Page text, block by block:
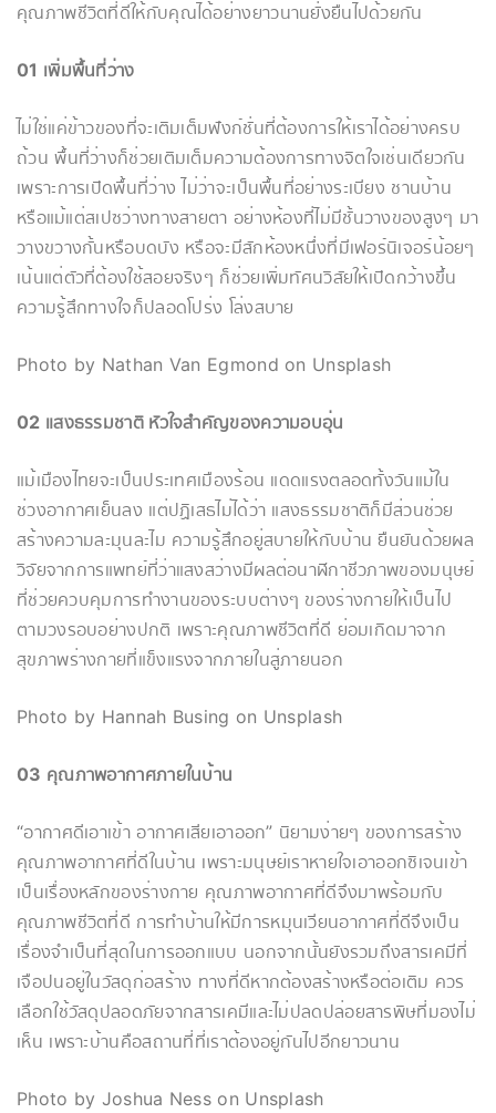
คุณภาพชีวิตที่ดีให้กับคุณได้อย่างยาวนานยั่งยืนไปด้วยกัน
01 เพิ่มพื้นที่ว่าง
ไม่ใช่แค่ข้าวของที่จะเติมเต็มฟังก์ชั่นที่ต้องการให้เราได้อย่างครบ
ถ้วน พื้นที่ว่างก็ช่วยเติมเต็มความต้องการทางจิตใจเช่นเดียวกัน
เพราะการเปิดพื้นที่ว่าง ไม่ว่าจะเป็นพื้นที่อย่างระเบียง ชานบ้าน
หรือแม้แต่สเปซว่างทางสายตา อย่างห้องที่ไม่มีชั้นวางของสูงๆ มา
วางขวางกั้นหรือบดบัง หรือจะมีสักห้องหนึ่งที่มีเฟอร์นิเจอร์น้อยๆ
เน้นแต่ตัวที่ต้องใช้สอยจริงๆ ก็ช่วยเพิ่มทัศนวิสัยให้เปิดกว้างขึ้น
ความรู้สึกทางใจก็ปลอดโปร่ง โล่งสบาย
Photo by Nathan Van Egmond on Unsplash
02 แสงธรรมชาติ หัวใจสำคัญของความอบอุ่น
แม้เมืองไทยจะเป็นประเทศเมืองร้อน แดดแรงตลอดทั้งวันแม้ใน
ช่วงอากาศเย็นลง แต่ปฏิเสธไม่ได้ว่า แสงธรรมชาติก็มีส่วนช่วย
สร้างความละมุนละไม ความรู้สึกอยู่สบายให้กับบ้าน ยืนยันด้วยผล
วิจัยจากการแพทย์ที่ว่าแสงสว่างมีผลต่อนาฬิกาชีวภาพของมนุษย์
ที่ช่วยควบคุมการทำงานของระบบต่างๆ ของร่างกายให้เป็นไป
ตามวงรอบอย่างปกติ เพราะคุณภาพชีวิตที่ดี ย่อมเกิดมาจาก
สุขภาพร่างกายที่แข็งแรงจากภายในสู่ภายนอก
Photo by Hannah Busing on Unsplash
03 คุณภาพอากาศภายในบ้าน
“อากาศดีเอาเข้า อากาศเสียเอาออก” นิยามง่ายๆ ของการสร้าง
คุณภาพอากาศที่ดีในบ้าน เพราะมนุษย์เราหายใจเอาออกซิเจนเข้า
เป็นเรื่องหลักของร่างกาย คุณภาพอากาศที่ดีจึงมาพร้อมกับ
คุณภาพชีวิตที่ดี การทำบ้านให้มีการหมุนเวียนอากาศที่ดีจึงเป็น
เรื่องจำเป็นที่สุดในการออกแบบ นอกจากนั้นยังรวมถึงสารเคมีที่
เจือปนอยู่ในวัสดุก่อสร้าง ทางที่ดีหากต้องสร้างหรือต่อเติม ควร
เลือกใช้วัสดุปลอดภัยจากสารเคมีและไม่ปลดปล่อยสารพิษที่มองไม่
เห็น เพราะบ้านคือสถานที่ที่เราต้องอยู่กันไปอีกยาวนาน
Photo by Joshua Ness on Unsplash